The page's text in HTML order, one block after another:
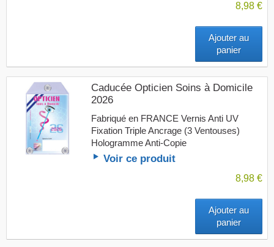
8,98 €
Ajouter au
panier
Caducée Opticien Soins à Domicile
2026
Fabriqué en FRANCE Vernis Anti UV
Fixation Triple Ancrage (3 Ventouses)
Hologramme Anti-Copie
Voir ce produit
8,98 €
Ajouter au
panier